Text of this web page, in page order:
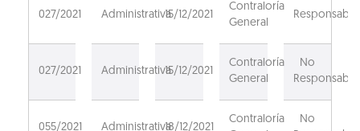
027/2021 Administrativa15/12/2021
Contraloría
General
Responsable
027/2021 Administrativa15/12/2021
Contraloría
General
No
Responsable
055/2021 Administrativa18/12/2021
Contraloría
No